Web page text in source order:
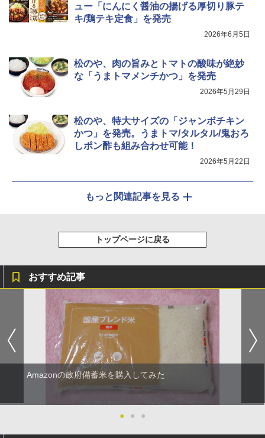
ュー「にんにく醤油の揚げる厚切り豚テ
キ/鶏テキ定食」を発売
2026年6月5日
松のや、肉の旨みとトマトの酸味が絶妙
な「うまトマメンチかつ」を発売
2026年5月29日
松のや、特大サイズの「ジャンボチキン
かつ」を発売。うまトマ/タルタル/鬼おろ
しポン酢も組み合わせ可能！
2026年5月22日
もっと関連記事を見る
トップページに戻る
おすすめ記事
Amazonの政府備蓄米を購入してみた
● ● ●